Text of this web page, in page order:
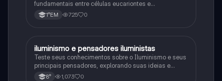
fundamentais entre células eucariontes e
procariontes.
1°EM 725 0
História
iluminismo e pensadores iluministas
Teste seus conhecimentos sobre o Iluminismo e seus
principais pensadores, explorando suas ideias e
impacto histórico.
8° 1,073 0